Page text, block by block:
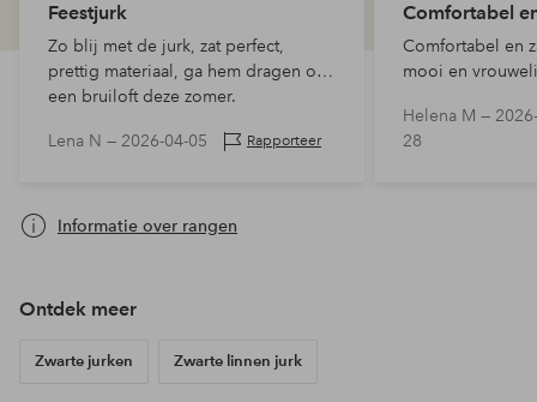
Feestjurk
Zo blij met de jurk, zat perfect,
prettig materiaal, ga hem dragen op
een bruiloft deze zomer.
Lena N — 2026-04-05 Rapporteer
Comfortabel
Comfortabel en
mooi en
Diep
een hemdje
Helena M —
28
Informatie over rangen
Ontdek meer
Zwarte jurken Zwarte linnen jurk